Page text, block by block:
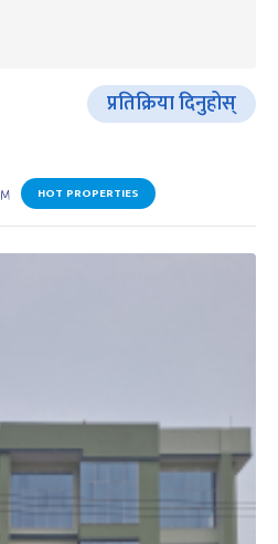
प्रतिक्रिया दिनुहोस्
HOT PROPERTIES